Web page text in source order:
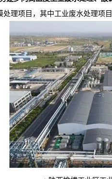
理项目，其中工业废水处理项目